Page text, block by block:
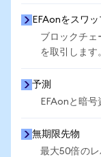
EFAonをスワッ
ブロックチェ
を取引します
予測
EFAonと暗号
無期限先物
最大50倍の